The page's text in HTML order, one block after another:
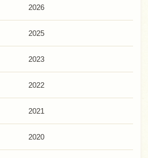
2026
2025
2023
2022
2021
2020